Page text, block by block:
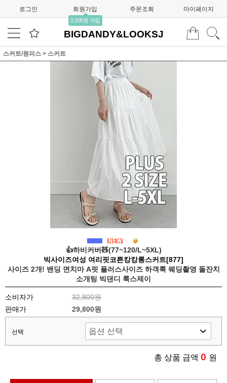
로그인 회원가입
2,000원 적립
주문조회 마이페이지
BIGDANDY&LOOKSJ
스커트/원피스 > 스커트
👍하비커버🧸(77~120/L~5XL)
빅사이즈여성 여리핏코튼캉캉롱스커트[877]
사이즈 2개! 밴딩 면치마 A핏 플러스사이즈 하객룩 웨딩촬영 돌잔치
소개팅 빅댄디 룩스제이
소비자가
32,800원
판매가
29,800원
선택
총 상품 금액 0 원